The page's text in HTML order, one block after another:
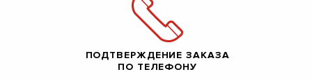
ПОДТВЕРЖДЕНИЕ ЗАКАЗА
ПО ТЕЛЕФОНУ